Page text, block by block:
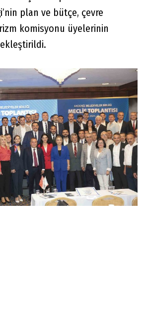
plan ve bütçe, çevre
komisyonu üyelerinin